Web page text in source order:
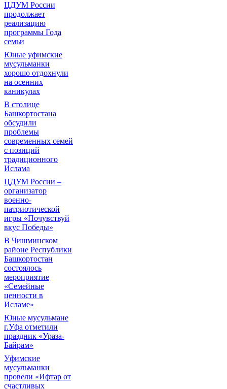
ЦДУМ России
продолжает
реализацию
программы Года
семьи
Юные уфимские
мусульманки
хорошо отдохнули
на осенних
каникулах
В столице
Башкортостана
обсудили
проблемы
современных семей
с позиций
традиционного
Ислама
ЦДУМ России –
организатор
военно-
патриотической
игры «Почувствуй
вкус Победы»
В Чишминском
районе Республики
Башкортостан
состоялось
мероприятие
«Семейные
ценности в
Исламе»
Юные мусульмане
г.Уфа отметили
праздник «Ураза-
Байрам»
Уфимские
мусульманки
провели «Ифтар от
счастливых